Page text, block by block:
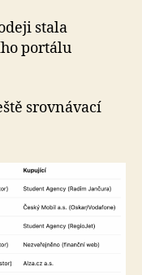
stala
portálu
srovnávací